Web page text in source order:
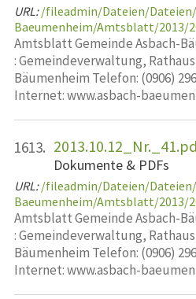
URL: /fileadmin/Dateien/Dateien/
Baeumenheim/Amtsblatt/2013/
Amtsblatt Gemeinde Asbach-
: Gemeindeverwaltung,
Bäumenheim Telefon: (0906)
Internet: www.asbach-
1613.
Dokumente & PDFs
URL: /fileadmin/Dateien/Dateien/
Baeumenheim/Amtsblatt/2013/
Amtsblatt Gemeinde Asbach-
: Gemeindeverwaltung,
Bäumenheim Telefon: (0906)
Internet: www.asbach-